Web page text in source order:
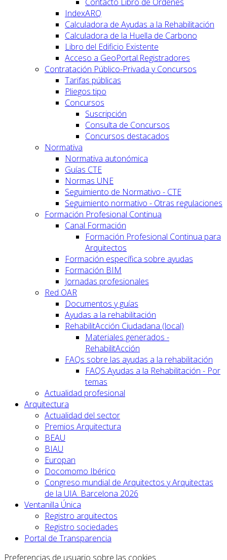
IndexARQ
Calculadora de Ayudas a la Rehabilitación
Calculadora de la Huella de Carbono
Libro del Edificio Existente
Acceso a GeoPortal.Registradores
Contratación Público-Privada y Concursos
Tarifas públicas
Pliegos tipo
Concursos
Suscripción
Consulta de Concursos
Concursos destacados
Normativa
Normativa autonómica
Guías CTE
Normas UNE
Seguimiento de Normativo - CTE
Seguimiento normativo - Otras regulaciones
Formación Profesional Continua
Canal Formación
Formación Profesional Continua para
Arquitectos
Formación específica sobre ayudas
Formación BIM
Jornadas profesionales
Red OAR
Documentos y guías
Ayudas a la rehabilitación
RehabilitAcción Ciudadana (local)
Materiales generados -
RehabilitAcción
FAQs sobre las ayudas a la rehabilitación
FAQS Ayudas a la Rehabilitación - Por
temas
Actualidad profesional
Arquitectura
Actualidad del sector
Premios Arquitectura
BEAU
BIAU
Europan
Docomomo Ibérico
Congreso mundial de Arquitectos y Arquitectas
de la UIA. Barcelona 2026
Ventanilla Única
Registro arquitectos
Registro sociedades
Portal de Transparencia
Preferencias de usuario sobre las cookies